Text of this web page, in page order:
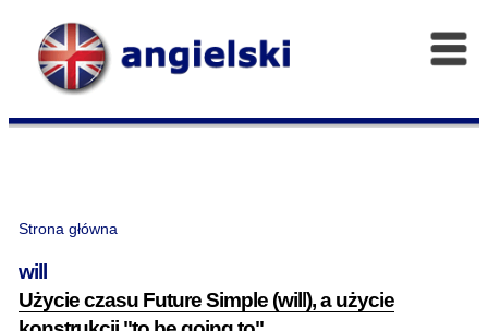
Strona główna
will
Użycie czasu Future Simple (will), a użycie